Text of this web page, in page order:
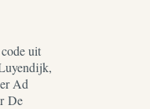
uit
Ad
De